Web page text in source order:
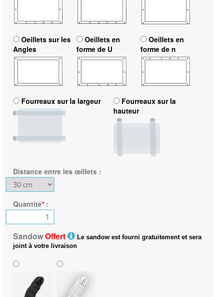
Oeillets sur les
Angles
Oeillets en
forme de U
Oeillets en
forme de n
Fourreaux sur la largeur
Fourreaux sur la
hauteur
Distance entre les œillets:
Quantité*:
SandowOffert
Le sandow est fourni gratuitement et sera
joint à votre livraison